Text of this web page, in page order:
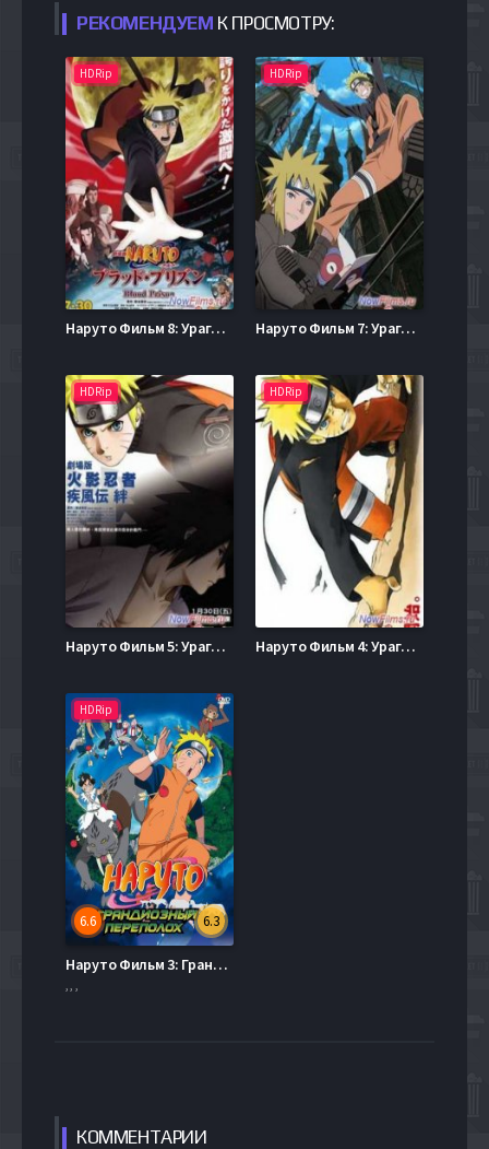
РЕКОМЕНДУЕМ К ПРОСМОТРУ:
HDRip
Наруто Фильм 8: Ураганные Хроники 5 (2011)
HDRip
Наруто Фильм 7: Ураганные Хроники 4 (2010)
HDRip
Наруто Фильм 5: Ураганные Хроники 2 (2008)
HDRip
Наруто Фильм 4: Ураганные Хроники 1 (2007)
HDRip
6.3
6.6
Наруто Фильм 3: Грандиозный переполох (2006)
КОММЕНТАРИИ